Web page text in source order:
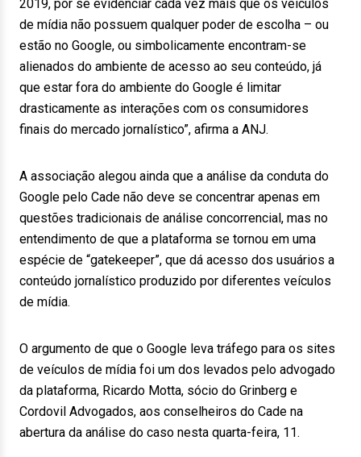
2019, por se evidenciar cada vez mais que os veículos
de mídia não possuem qualquer poder de escolha – ou
estão no Google, ou simbolicamente encontram-se
alienados do ambiente de acesso ao seu conteúdo, já
que estar fora do ambiente do Google é limitar
drasticamente as interações com os consumidores
finais do mercado jornalístico”, afirma a ANJ.
A associação alegou ainda que a análise da conduta do
Google pelo Cade não deve se concentrar apenas em
questões tradicionais de análise concorrencial, mas no
entendimento de que a plataforma se tornou em uma
espécie de “gatekeeper”, que dá acesso dos usuários a
conteúdo jornalístico produzido por diferentes veículos
de mídia.
O argumento de que o Google leva tráfego para os sites
de veículos de mídia foi um dos levados pelo advogado
da plataforma, Ricardo Motta, sócio do Grinberg e
Cordovil Advogados, aos conselheiros do Cade na
abertura da análise do caso nesta quarta-feira, 11.